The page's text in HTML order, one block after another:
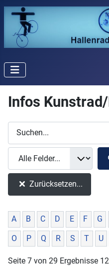
Infos
Zurücksetzen...
A B C D E F G
O P Q R S T U
Seite 7 von 29 Ergebnisse